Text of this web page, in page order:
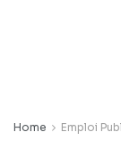
Home Emploi